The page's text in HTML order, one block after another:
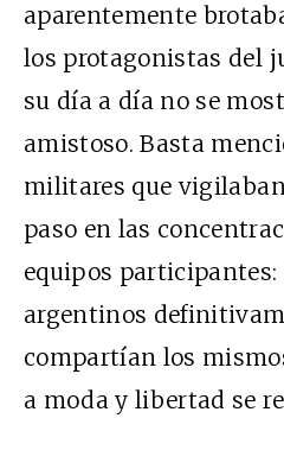
aparentemente
los protagonistas del
su día a día no se
amistoso. Basta
militares que
paso en las
equipos participantes:
argentinos
compartían los
a moda y libertad se